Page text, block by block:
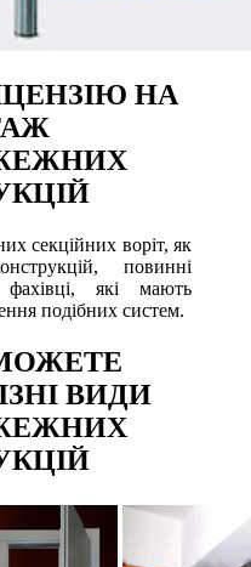
НА
секційних воріт, як
повинні
фахівці, які мають
подібних систем.
ВИДИ